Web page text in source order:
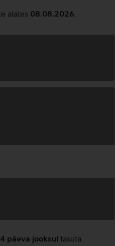
alates 08.08.2026
päeva jooksul tasuta